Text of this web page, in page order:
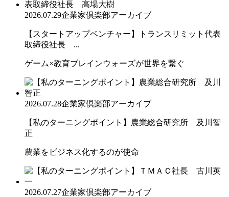
2026.07.29企業家倶楽部アーカイブ
【スタートアップベンチャー】トランスリミット代表
取締役社長 ...
ゲーム×教育ブレインウォーズが世界を繋ぐ
2026.07.28企業家倶楽部アーカイブ
【私のターニングポイント】農業総合研究所 及川智
正
農業をビジネス化するのが使命
2026.07.27企業家倶楽部アーカイブ